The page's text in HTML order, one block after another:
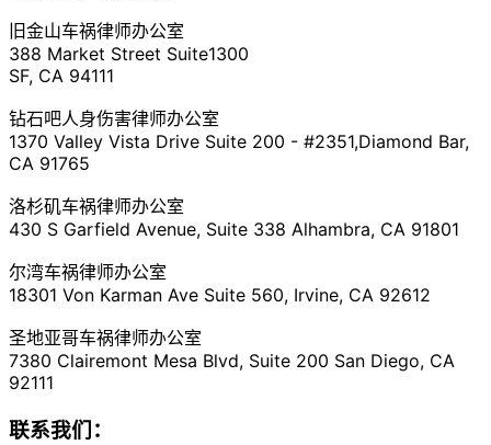
旧金山车祸律师办公室
388 Market Street Suite1300
SF, CA 94111
钻石吧人身伤害律师办公室
1370 Valley Vista Drive Suite 200 - #2351,Diamond Bar,
CA 91765
洛杉矶车祸律师办公室
430 S Garfield Avenue, Suite 338 Alhambra, CA 91801
尔湾车祸律师办公室
18301 Von Karman Ave Suite 560, Irvine, CA 92612
圣地亚哥车祸律师办公室
7380 Clairemont Mesa Blvd, Suite 200 San Diego, CA
92111
联系我们：